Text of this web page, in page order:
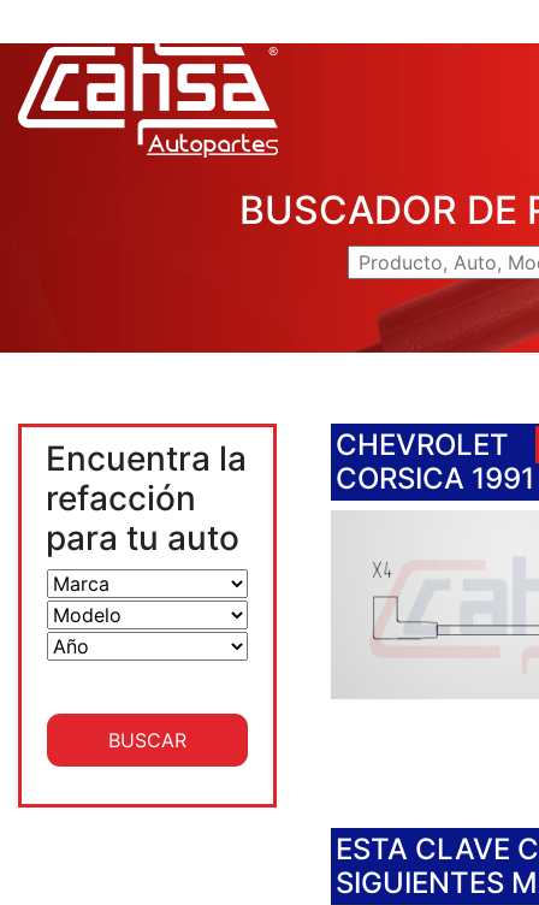
BUSCADOR DE
Encuentra la
refacción
para tu auto
CHEVROLET
CORSICA 1991
ESTA CLAVE
SIGUIENTES